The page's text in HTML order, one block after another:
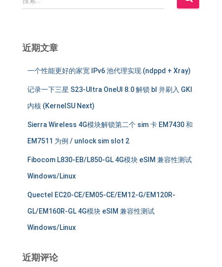
索
近期文章
一个性能更好的家宽 IPv6 池代理实现 (ndppd + Xray)
记录一下三星 S23-Ultra OneUI 8.0 解锁 bl 并刷入 GKI
内核 (KernelSU Next)
Sierra Wireless 4G模块解锁第二个 sim 卡 EM7430 和
EM7511 为例 / unlock sim slot 2
Fibocom L830-EB/L850-GL 4G模块 eSIM 兼容性测试
Windows/Linux
Quectel EC20-CE/EM05-CE/EM12-G/EM120R-
GL/EM160R-GL 4G模块 eSIM 兼容性测试
Windows/Linux
近期评论